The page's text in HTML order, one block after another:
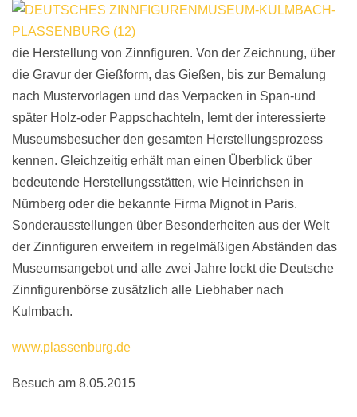
die Herstellung von Zinnfiguren. Von der Zeichnung, über
die Gravur der Gießform, das Gießen, bis zur Bemalung
nach Mustervorlagen und das Verpacken in Span-und
später Holz-oder Pappschachteln, lernt der interessierte
Museumsbesucher den gesamten Herstellungsprozess
kennen. Gleichzeitig erhält man einen Überblick über
bedeutende Herstellungsstätten, wie Heinrichsen in
Nürnberg oder die bekannte Firma Mignot in Paris.
Sonderausstellungen über Besonderheiten aus der Welt
der Zinnfiguren erweitern in regelmäßigen Abständen das
Museumsangebot und alle zwei Jahre lockt die Deutsche
Zinnfigurenbörse zusätzlich alle Liebhaber nach
Kulmbach.
www.plassenburg.de
Besuch am 8.05.2015